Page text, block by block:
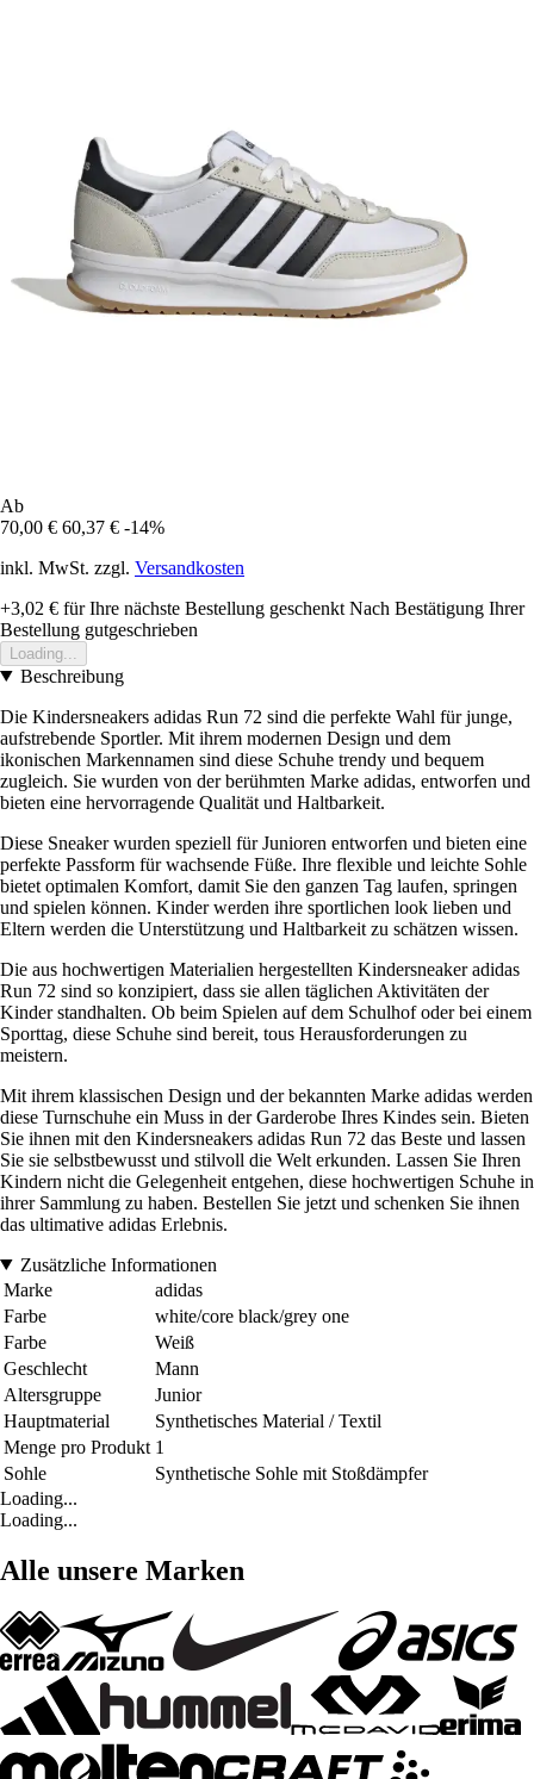
Ab
70,00 € 60,37 € -14%
inkl. MwSt. zzgl. Versandkosten
+3,02 € für Ihre nächste Bestellung geschenkt Nach Bestätigung Ihrer
Bestellung gutgeschrieben
Loading...
Beschreibung
Die Kindersneakers adidas Run 72 sind die perfekte Wahl für junge,
aufstrebende Sportler. Mit ihrem modernen Design und dem
ikonischen Markennamen sind diese Schuhe trendy und bequem
zugleich. Sie wurden von der berühmten Marke adidas, entworfen und
bieten eine hervorragende Qualität und Haltbarkeit.
Diese Sneaker wurden speziell für Junioren entworfen und bieten eine
perfekte Passform für wachsende Füße. Ihre flexible und leichte Sohle
bietet optimalen Komfort, damit Sie den ganzen Tag laufen, springen
und spielen können. Kinder werden ihre sportlichen look lieben und
Eltern werden die Unterstützung und Haltbarkeit zu schätzen wissen.
Die aus hochwertigen Materialien hergestellten Kindersneaker adidas
Run 72 sind so konzipiert, dass sie allen täglichen Aktivitäten der
Kinder standhalten. Ob beim Spielen auf dem Schulhof oder bei einem
Sporttag, diese Schuhe sind bereit, tous Herausforderungen zu
meistern.
Mit ihrem klassischen Design und der bekannten Marke adidas werden
diese Turnschuhe ein Muss in der Garderobe Ihres Kindes sein. Bieten
Sie ihnen mit den Kindersneakers adidas Run 72 das Beste und lassen
Sie sie selbstbewusst und stilvoll die Welt erkunden. Lassen Sie Ihren
Kindern nicht die Gelegenheit entgehen, diese hochwertigen Schuhe in
ihrer Sammlung zu haben. Bestellen Sie jetzt und schenken Sie ihnen
das ultimative adidas Erlebnis.
Zusätzliche Informationen
Marke
adidas
Farbe
white/core black/grey one
Farbe
Weiß
Geschlecht
Mann
Altersgruppe
Junior
Hauptmaterial
Synthetisches Material / Textil
Menge pro Produkt 1
Sohle
Synthetische Sohle mit Stoßdämpfer
Loading...
Loading...
Alle unsere Marken